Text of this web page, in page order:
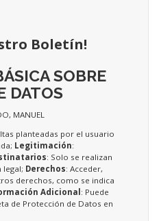
Boletín!
SOBRE
DATOS
MANUEL
planteadas por el usuario
Legitimación:
: Solo se realizan
legal; Derechos: Acceder,
derechos, como se indica
Adicional: Puede
de Protección de Datos en